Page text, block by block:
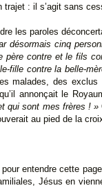
trajet : il s’agit sans
les paroles
désormais cinq
contre et le fils
fille contre la belle-
malades, des
annonçait le
qui sont mes frères ! »
au pied de la
entendre cette
Jésus en